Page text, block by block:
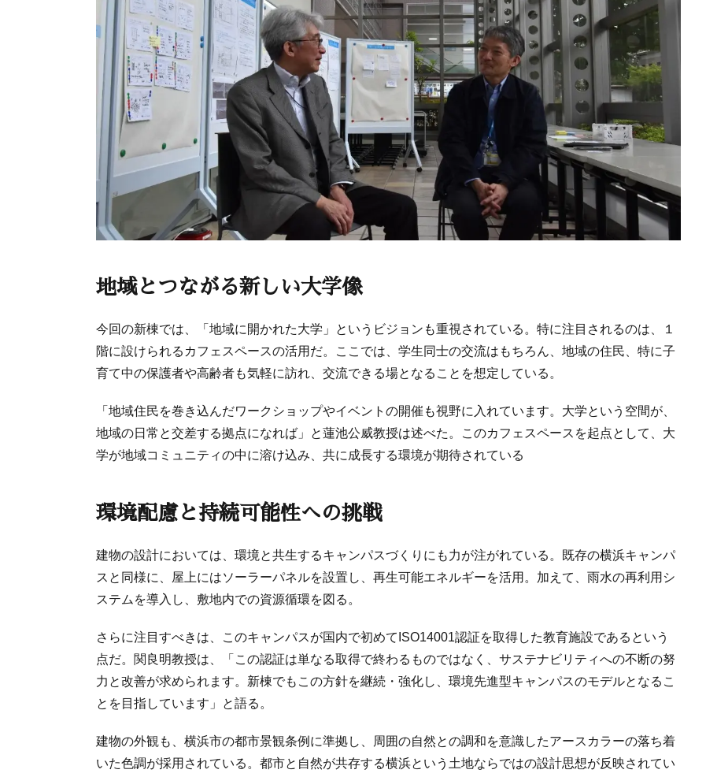
地域とつながる新しい大学像
今回の新棟では、「地域に開かれた大学」というビジョンも重視されている。特に注目されるのは、１
階に設けられるカフェスペースの活用だ。ここでは、学生同士の交流はもちろん、地域の住民、特に子
育て中の保護者や高齢者も気軽に訪れ、交流できる場となることを想定している。
「地域住民を巻き込んだワークショップやイベントの開催も視野に入れています。大学という空間が、
地域の日常と交差する拠点になれば」と蓮池公威教授は述べた。このカフェスペースを起点として、大
学が地域コミュニティの中に溶け込み、共に成長する環境が期待されている
環境配慮と持続可能性への挑戦
建物の設計においては、環境と共生するキャンパスづくりにも力が注がれている。既存の横浜キャンパ
スと同様に、屋上にはソーラーパネルを設置し、再生可能エネルギーを活用。加えて、雨水の再利用シ
ステムを導入し、敷地内での資源循環を図る。
さらに注目すべきは、このキャンパスが国内で初めてISO14001認証を取得した教育施設であるという
点だ。関良明教授は、「この認証は単なる取得で終わるものではなく、サステナビリティへの不断の努
力と改善が求められます。新棟でもこの方針を継続・強化し、環境先進型キャンパスのモデルとなるこ
とを目指しています」と語る。
建物の外観も、横浜市の都市景観条例に準拠し、周囲の自然との調和を意識したアースカラーの落ち着
いた色調が採用されている。都市と自然が共存する横浜という土地ならではの設計思想が反映されてい